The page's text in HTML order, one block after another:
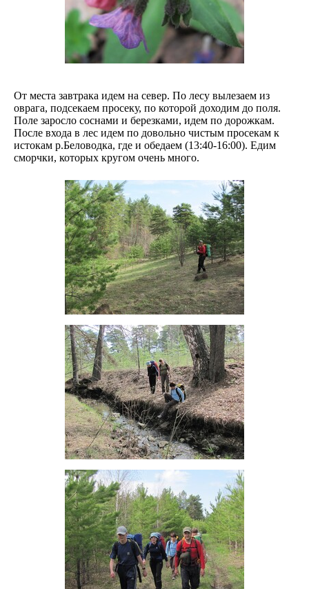
От места завтрака идем на север. По лесу вылезаем из
оврага, подсекаем просеку, по которой доходим до поля.
Поле заросло соснами и березками, идем по дорожкам.
После входа в лес идем по довольно чистым просекам к
истокам р.Беловодка, где и обедаем (13:40-16:00). Едим
сморчки, которых кругом очень много.